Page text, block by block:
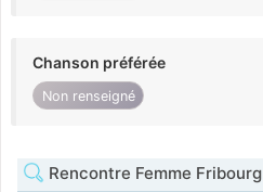
Chanson préférée
Non renseigné
Rencontre Femme Fribourg